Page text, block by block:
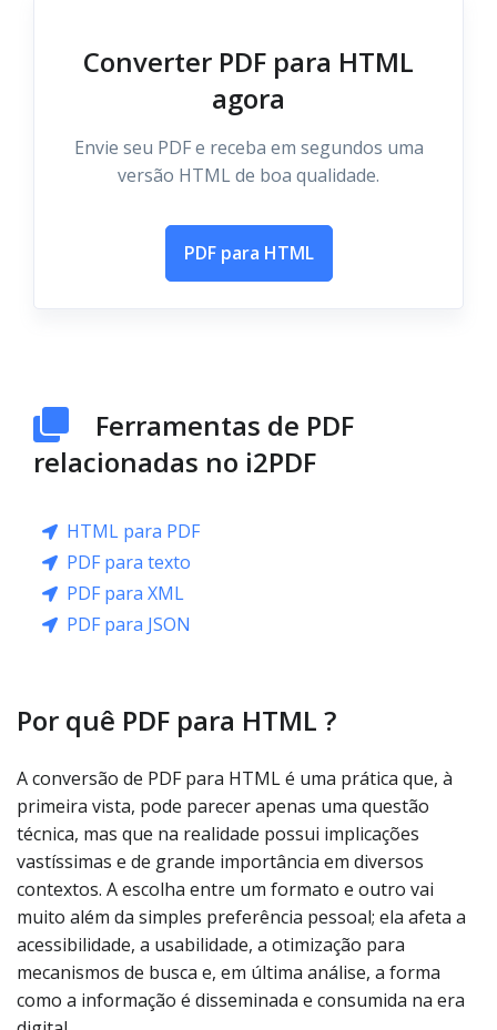
Converter PDF para HTML
agora
Envie seu PDF e receba em segundos uma
versão HTML de boa qualidade.
PDF para HTML
Ferramentas de PDF
relacionadas no i2PDF
HTML para PDF
PDF para texto
PDF para XML
PDF para JSON
Por quê PDF para HTML ?
A conversão de PDF para HTML é uma prática que, à
primeira vista, pode parecer apenas uma questão
técnica, mas que na realidade possui implicações
vastíssimas e de grande importância em diversos
contextos. A escolha entre um formato e outro vai
muito além da simples preferência pessoal; ela afeta a
acessibilidade, a usabilidade, a otimização para
mecanismos de busca e, em última análise, a forma
como a informação é disseminada e consumida na era